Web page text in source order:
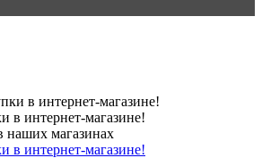
в интернет-магазине!
наших магазинах
в интернет-магазине!